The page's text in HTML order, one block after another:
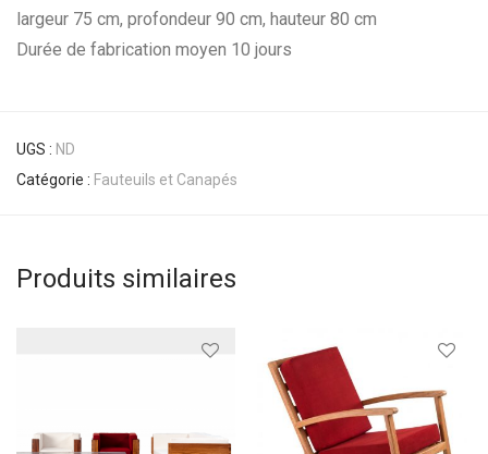
largeur 75 cm, profondeur 90 cm, hauteur 80 cm
Durée de fabrication moyen 10 jours
UGS : ND
Catégorie : Fauteuils et Canapés
Produits similaires